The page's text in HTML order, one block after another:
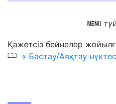
G
Қажетсіз бейнелер
0 Бастау/Аяқтау